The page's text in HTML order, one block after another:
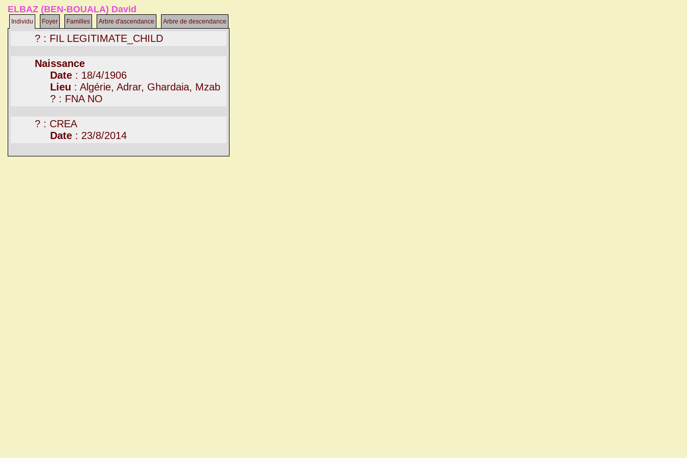
ELBAZ (BEN-BOUALA) David
Individu Foyer Familles Arbre d'ascendance Arbre de descendance
? : FIL LEGITIMATE_CHILD
Naissance
Date : 18/4/1906
Lieu : Algérie, Adrar, Ghardaia, Mzab
? : FNA NO
? : CREA
Date : 23/8/2014